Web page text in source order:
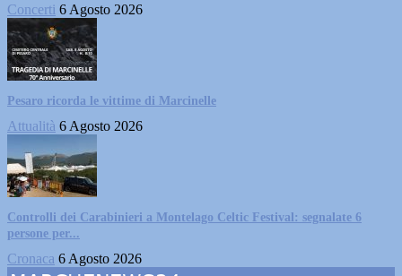
Concerti 6 Agosto 2026
Pesaro ricorda le vittime di Marcinelle
Attualità 6 Agosto 2026
Controlli dei Carabinieri a Montelago Celtic Festival: segnalate 6
persone per...
Cronaca 6 Agosto 2026